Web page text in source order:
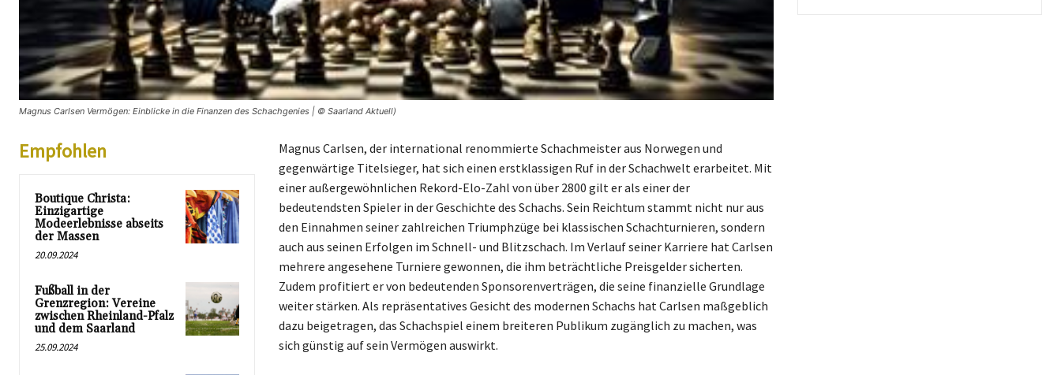
Magnus Carlsen Vermögen: Einblicke in die Finanzen des Schachgenies | © Saarland Aktuell)
Empfohlen
Boutique Christa:
Einzigartige
Modeerlebnisse abseits
der Massen
20.09.2024
Fußball in der
Grenzregion: Vereine
zwischen Rheinland-Pfalz
und dem Saarland
25.09.2024
Magnus Carlsen, der international renommierte Schachmeister aus Norwegen und
gegenwärtige Titelsieger, hat sich einen erstklassigen Ruf in der Schachwelt erarbeitet. Mit
einer außergewöhnlichen Rekord-Elo-Zahl von über 2800 gilt er als einer der
bedeutendsten Spieler in der Geschichte des Schachs. Sein Reichtum stammt nicht nur aus
den Einnahmen seiner zahlreichen Triumphzüge bei klassischen Schachturnieren, sondern
auch aus seinen Erfolgen im Schnell- und Blitzschach. Im Verlauf seiner Karriere hat Carlsen
mehrere angesehene Turniere gewonnen, die ihm beträchtliche Preisgelder sicherten.
Zudem profitiert er von bedeutenden Sponsorenverträgen, die seine finanzielle Grundlage
weiter stärken. Als repräsentatives Gesicht des modernen Schachs hat Carlsen maßgeblich
dazu beigetragen, das Schachspiel einem breiteren Publikum zugänglich zu machen, was
sich günstig auf sein Vermögen auswirkt.